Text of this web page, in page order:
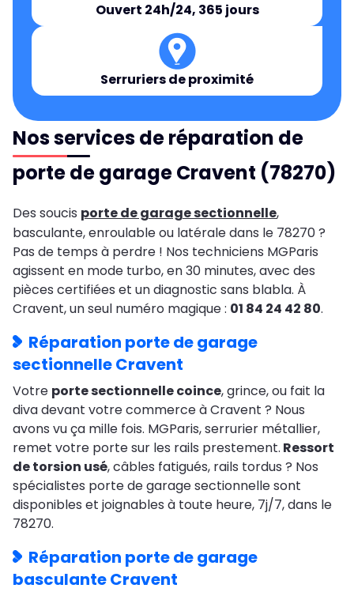
Ouvert 24h/24, 365 jours
Serruriers de proximité
Nos services de réparation de
porte de garage Cravent (78270)
Des soucis porte de garage sectionnelle,
basculante, enroulable ou latérale dans le 78270 ?
Pas de temps à perdre ! Nos techniciens MGParis
agissent en mode turbo, en 30 minutes, avec des
pièces certifiées et un diagnostic sans blabla. À
Cravent, un seul numéro magique : 01 84 24 42 80.
Réparation porte de garage
sectionnelle Cravent
Votre porte sectionnelle coince, grince, ou fait la
diva devant votre commerce à Cravent ? Nous
avons vu ça mille fois. MGParis, serrurier métallier,
remet votre porte sur les rails prestement. Ressort
de torsion usé, câbles fatigués, rails tordus ? Nos
spécialistes porte de garage sectionnelle sont
disponibles et joignables à toute heure, 7j/7, dans le
78270.
Réparation porte de garage
basculante Cravent